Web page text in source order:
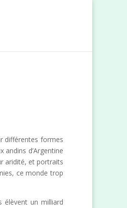
différentes formes
andins d’Argentine
aridité, et portraits
ce monde trop
élèvent un milliard